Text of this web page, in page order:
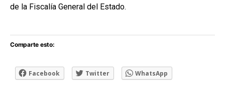
de la Fiscalía General del Estado.
Comparte esto:
Facebook Twitter WhatsApp